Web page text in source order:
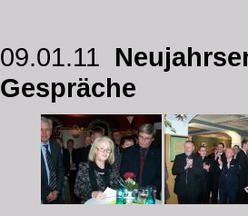
09.01.11
Gespräche